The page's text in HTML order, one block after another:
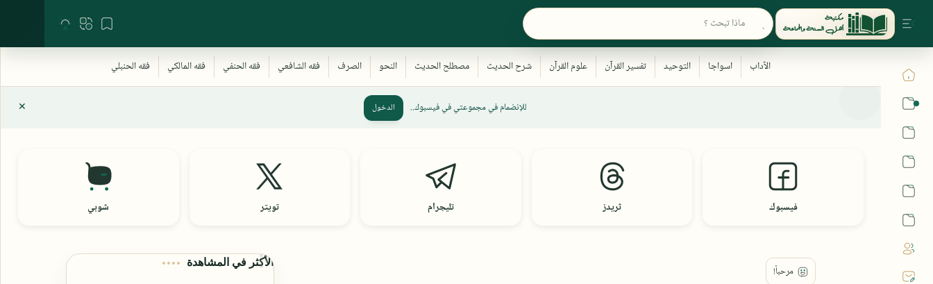
للإنضمام في مجموعتي في فيسبوك.. الدخول
فيسبوك ثريدز تليجرام تويتر شوبي
الأكثر في المشاهدة